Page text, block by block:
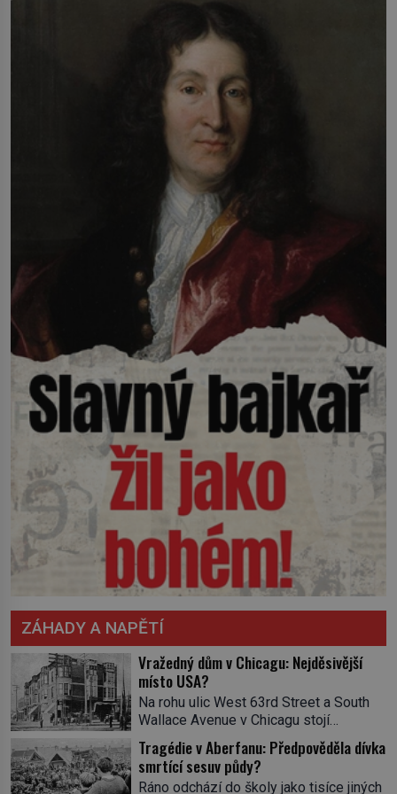
ZÁHADY A NAPĚTÍ
Vražedný dům v Chicagu: Nejděsivější
místo USA?
Na rohu ulic West 63rd Street a South
Wallace Avenue v Chicagu stojí
nenápadná pošta. Nemá žádný speciální
nápis ani pamětní desku. A přesto prý
místní zaměstnanci neradi chodí do
Tragédie v Aberfanu: Předpověděla dívka
smrtící sesuv půdy?
Ráno odchází do školy jako tisíce jiných